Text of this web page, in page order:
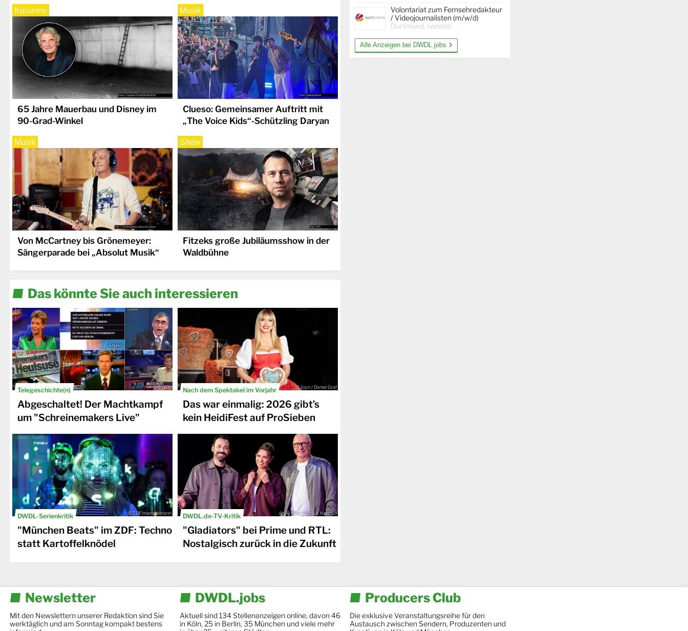
Kolumne
65 Jahre Mauerbau und Disney im
90-Grad-Winkel
Musik
Clueso: Gemeinsamer Auftritt mit
„The Voice Kids“-Schützling Daryan
Musik
Von McCartney bis Grönemeyer:
Sängerparade bei „Absolut Musik“
Show
Fitzeks große Jubiläumsshow in der
Waldbühne
Das könnte Sie auch interessieren
Telegeschichte(n) © DWDL
Abgeschaltet! Der Machtkampf
um "Schreinemakers Live"
Nach dem Spektakel im Vorjahr © Joyn / Daniel Graf
Das war einmalig: 2026 gibt’s
kein HeidiFest auf ProSieben
DWDL-Serienkritik © ZDF/marc reimann
"München Beats" im ZDF: Techno
statt Kartoffelknödel
DWDL.de-TV-Kritik © RTL / Markus Hertrich
"Gladiators" bei Prime und RTL:
Nostalgisch zurück in die Zukunft
Volontariat zum Fernsehredakteur
/ Videojournalisten (m/w/d)
Dortmund, remote
Alle Anzeigen bei DWDL.jobs
Newsletter
Mit den Newslettern unserer Redaktion sind Sie
werktäglich und am Sonntag kompakt bestens
DWDL.jobs
Aktuell sind 134 Stellenanzeigen online, davon 46
in Köln, 25 in Berlin, 35 München und viele mehr
Producers Club
Die exklusive Veranstaltungsreihe für den
Austausch zwischen Sendern, Produzenten und